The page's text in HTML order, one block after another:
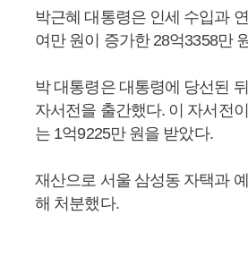
박근혜 대통령은 인세 수입과
여만 원이 증가한 28억3358만
박 대통령은 대통령에 당선된
자서전을 출간했다. 이 자서전
는 1억9225만 원을 받았다.
재산으로 서울 삼성동 자택과
해 처분했다.